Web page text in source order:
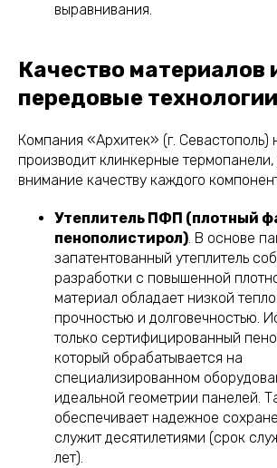
выравнивания.
Качество материалов
передовые
Компания «Архитек» (г. Севастополь)
производит клинкерные
внимание качеству каждого
Утеплитель ПФП (плотный
пенополистирол). В основе
запатентованный утеплитель
разработки с повышенной
материал обладает низкой
прочностью и долговечностью.
только сертифицированный
который обрабатывается на
специализированном
идеальной геометрии панелей.
обеспечивает надежное
служит десятилетиями (срок
лет).